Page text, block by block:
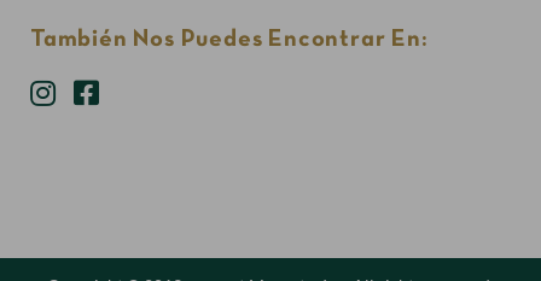
También Nos Puedes Encontrar En: